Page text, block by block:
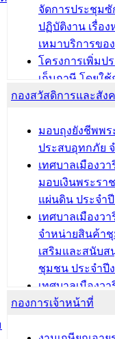
ได้รับการเพิ่มชื่
(ท.ร.14) กรณีค
อนุญาตให้มีถิ่น
ประชุมคณะกรร
ควบคุมภายในข
โรงเรียน/ศูนย์พั
บทความ อื่นๆ ...
จัดการประชุม
ปฏิบัติงาน เรื่อ
เหมาบริการขอ
โครงการเพิ่มป
เก็บภาษี โดยใ
พัฒนาการจัดเก็
เทศบาลเมืองว
ประชุมวิชากา
นิทรรศการด้าน
และรับรางวัลที
นวัตกรรมโครง
ประชุมผู้เช่าอ
ถนนเกษมสุขแ
บทความ อื่นๆ ...
กองสวัสดิการและสัง
มอบถุงยังชีพพ
ประสบอุทกภัย
เทศบาลเมืองว
มอบเงินพระร
แผ่นดิน ประจำปี
เทศบาลเมืองว
จำหน่ายสินค้า
เสริมและสนับ
ชุมชน ประจำปี
เทศบาลเมืองว
น้ำดื่มแก่ผู้พักอา
กองการเจ้าหน้าที่